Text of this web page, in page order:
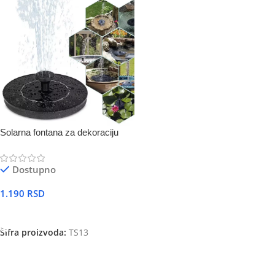
Solarna fontana za dekoraciju
Dostupno
1.190 RSD
Šifra proizvoda: TS13